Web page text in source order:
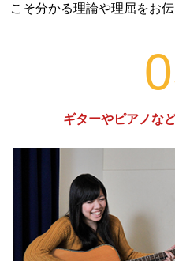
こそ分かる理論や理屈をお伝
ギターやピアノな